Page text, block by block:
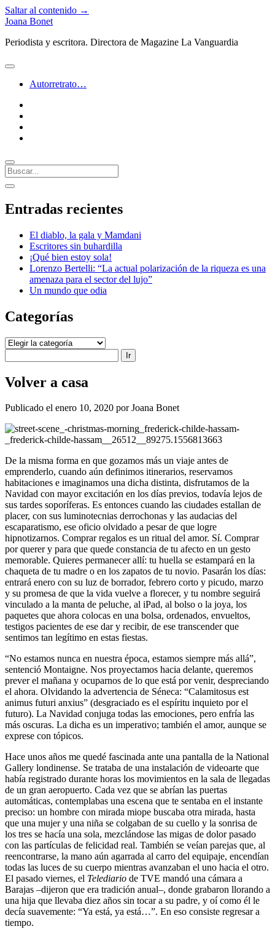
Saltar al contenido →
Joana Bonet
Periodista y escritora. Directora de Magazine La Vanguardia
abrir
Autorretrato…
Buscar
Barra
lateral
abrir
lateral
Entradas recientes
El diablo, la gala y Mamdani
Escritores sin buhardilla
¡Qué bien estoy sola!
Lorenzo Bertelli: “La actual polarización de la riqueza es una
amenaza para el sector del lujo”
Un mundo que odia
Categorías
Categorías
Volver a casa
Publicado el enero 10, 2020 por Joana Bonet
De la misma forma en que gozamos más un viaje antes de
emprenderlo, cuando aún definimos itinerarios, reservamos
habitaciones e imaginamos una dicha distinta, disfrutamos de la
Navidad con mayor excitación en los días previos, todavía lejos de
sus tardes soporíferas. Es entonces cuando las ciudades estallan de
placer, con sus luminotecnias derrochonas y las audacias del
escaparatismo, ese oficio olvidado a pesar de que logre
hipnotizarnos. Comprar regalos es un ritual del amor. Sí. Comprar
por querer y para que quede constancia de tu afecto en un gesto
memorable. Quieres permanecer allí: tu huella se estampará en la
chaqueta de tu madre o en los zapatos de tu novio. Pasarán los días:
entrará enero con su luz de borrador, febrero corto y picudo, marzo
y su promesa de que la vida vuelve a florecer, y tu nombre seguirá
vinculado a la manta de peluche, al iPad, al bolso o la joya, los
paquetes que ahora colocas en una bolsa, ordenados, envueltos,
testigos pacientes de ese dar y recibir, de ese transcender que
sentimos tan legítimo en estas fiestas.
“No estamos nunca en nuestra época, estamos siempre más allá”,
sentenció Montaigne. Nos proyectamos hacia delante, queremos
prever el mañana y ocuparnos de lo que está por venir, despreciando
el ahora. Olvidando la advertencia de Séneca: “Calamitosus est
animus futuri anxius” (desgraciado es el espíritu inquieto por el
futuro). La Navidad conjuga todas las emociones, pero enfría las
más oscuras. La dicha es un imperativo; también el amor, aunque se
exprese con tópicos.
Hace unos años me quedé fascinada ante una pantalla de la National
Gallery londinense. Se trataba de una instalación de videoarte que
había registrado durante horas los movimientos en la sala de llegadas
de un gran aeropuerto. Cada vez que se abrían las puertas
automáticas, contemplabas una escena que te sentaba en el instante
preciso: un hombre con mirada miope buscaba otra mirada, hasta
que una mujer y una niña se colgaban de su cuello y la sonrisa de
los tres se hacía una sola, mezclándose las migas de dolor pasado
con las partículas de felicidad real. También se veían parejas que, al
reencontrarse, la mano aún agarrada al carro del equipaje, encendían
todas las luces de su cuerpo mientras avanzaban el uno hacia el otro.
El pasado viernes, el Telediario de TVE mandó una cámara a
Barajas –dijeron que era tradición anual–, donde grabaron llorando a
una hija que llevaba diez años sin tocar a su padre, y oí como él le
decía suavemente: “Ya está, ya está…”. En eso consiste regresar a
tiempo.